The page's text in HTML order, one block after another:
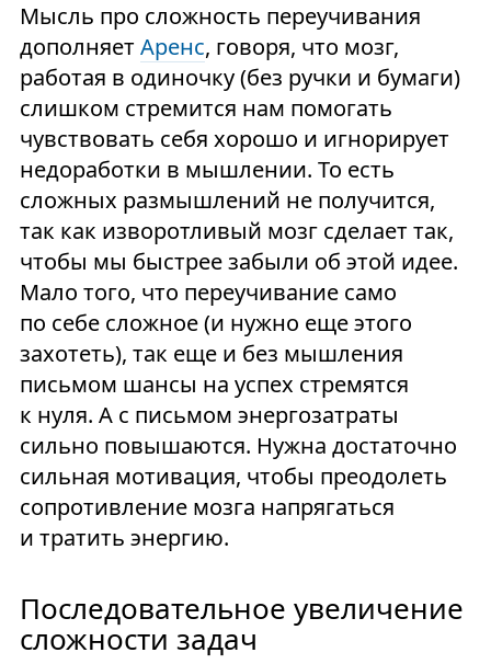
Мысль про сложность переучивания
дополняетАренс, говоря, что мозг,
работая в одиночку (без ручки и бумаги)
слишком стремится нам помогать
чувствовать себя хорошо и игнорирует
недоработки в мышлении. То есть
сложных размышлений не получится,
так как изворотливый мозг сделает так,
чтобы мы быстрее забыли об этой идее.
Мало того, что переучивание само
по себе сложное (и нужно еще этого
захотеть), так еще и без мышления
письмом шансы на успех стремятся
к нуля. А с письмом энергозатраты
сильно повышаются. Нужна достаточно
сильная мотивация, чтобы преодолеть
сопротивление мозга напрягаться
и тратить энергию.
Последовательное увеличение
сложности задач